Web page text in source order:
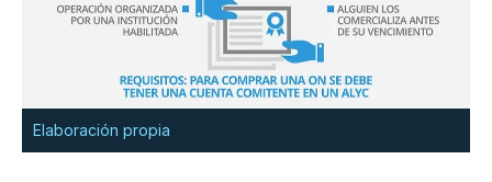
Elaboración propia